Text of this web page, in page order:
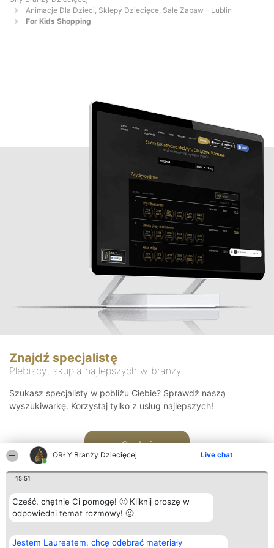
ORŁY Branży Dziecięcej Live chat
15:51
Cześć, chętnie Ci pomogę! 🙂 Kliknij proszę w
odpowiedni temat rozmowy! 🙂
Jestem Laureatem, chcę odebrać materiały
Animacje Dla Dzieci, Sklepy Dziecięce, Sale Zabaw - Lublin
For Kids Shopping
Znajdź specjalistę
Plebiscyt skupia najlepszych w branży
Szukasz specjalisty w pobliżu Ciebie? Sprawdź naszą
wyszukiwarkę. Korzystaj tylko z usług najlepszych!
Szukaj
Organizator plebiscytu
Bright Side Solutions sp. z o.
Plebiscyt
Laureaci
Kontakt
Kontakt